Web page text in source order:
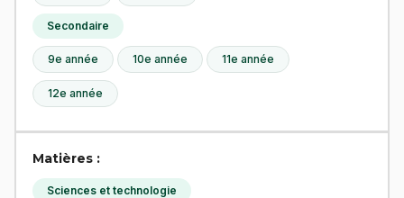
Secondaire
9e année 10e année 11e année
12e année
Matières :
Sciences et technologie